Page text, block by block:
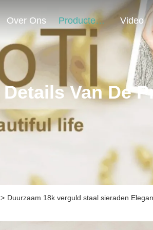
Over Ons Producten Video
Details Van De
> Duurzaam 18k verguld staal sieraden